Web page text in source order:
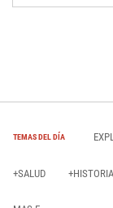
TEMAS DEL DÍA
+SALUD